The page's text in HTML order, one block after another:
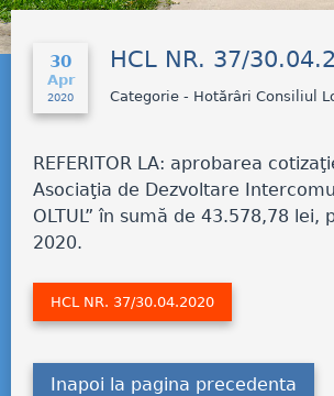
30
Apr
2020
HCL NR. 37/
Categorie - Hotărâri Consiliul
REFERITOR LA: aprobarea
Asociaţia de Dezvoltare
OLTUL” în sumă de 43.578,78 lei,
2020.
HCL NR. 37/30.04.2020
Inapoi la pagina precedenta